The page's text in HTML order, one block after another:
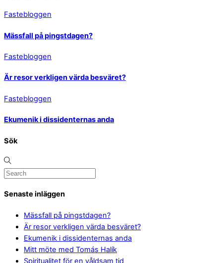
Fastebloggen
Mässfall på pingstdagen?
Fastebloggen
Är resor verkligen värda besväret?
Fastebloggen
Ekumenik i dissidenternas anda
Sök
Senaste inläggen
Mässfall på pingstdagen?
Är resor verkligen värda besväret?
Ekumenik i dissidenternas anda
Mitt möte med Tomás Halík
Spiritualitet för en våldsam tid